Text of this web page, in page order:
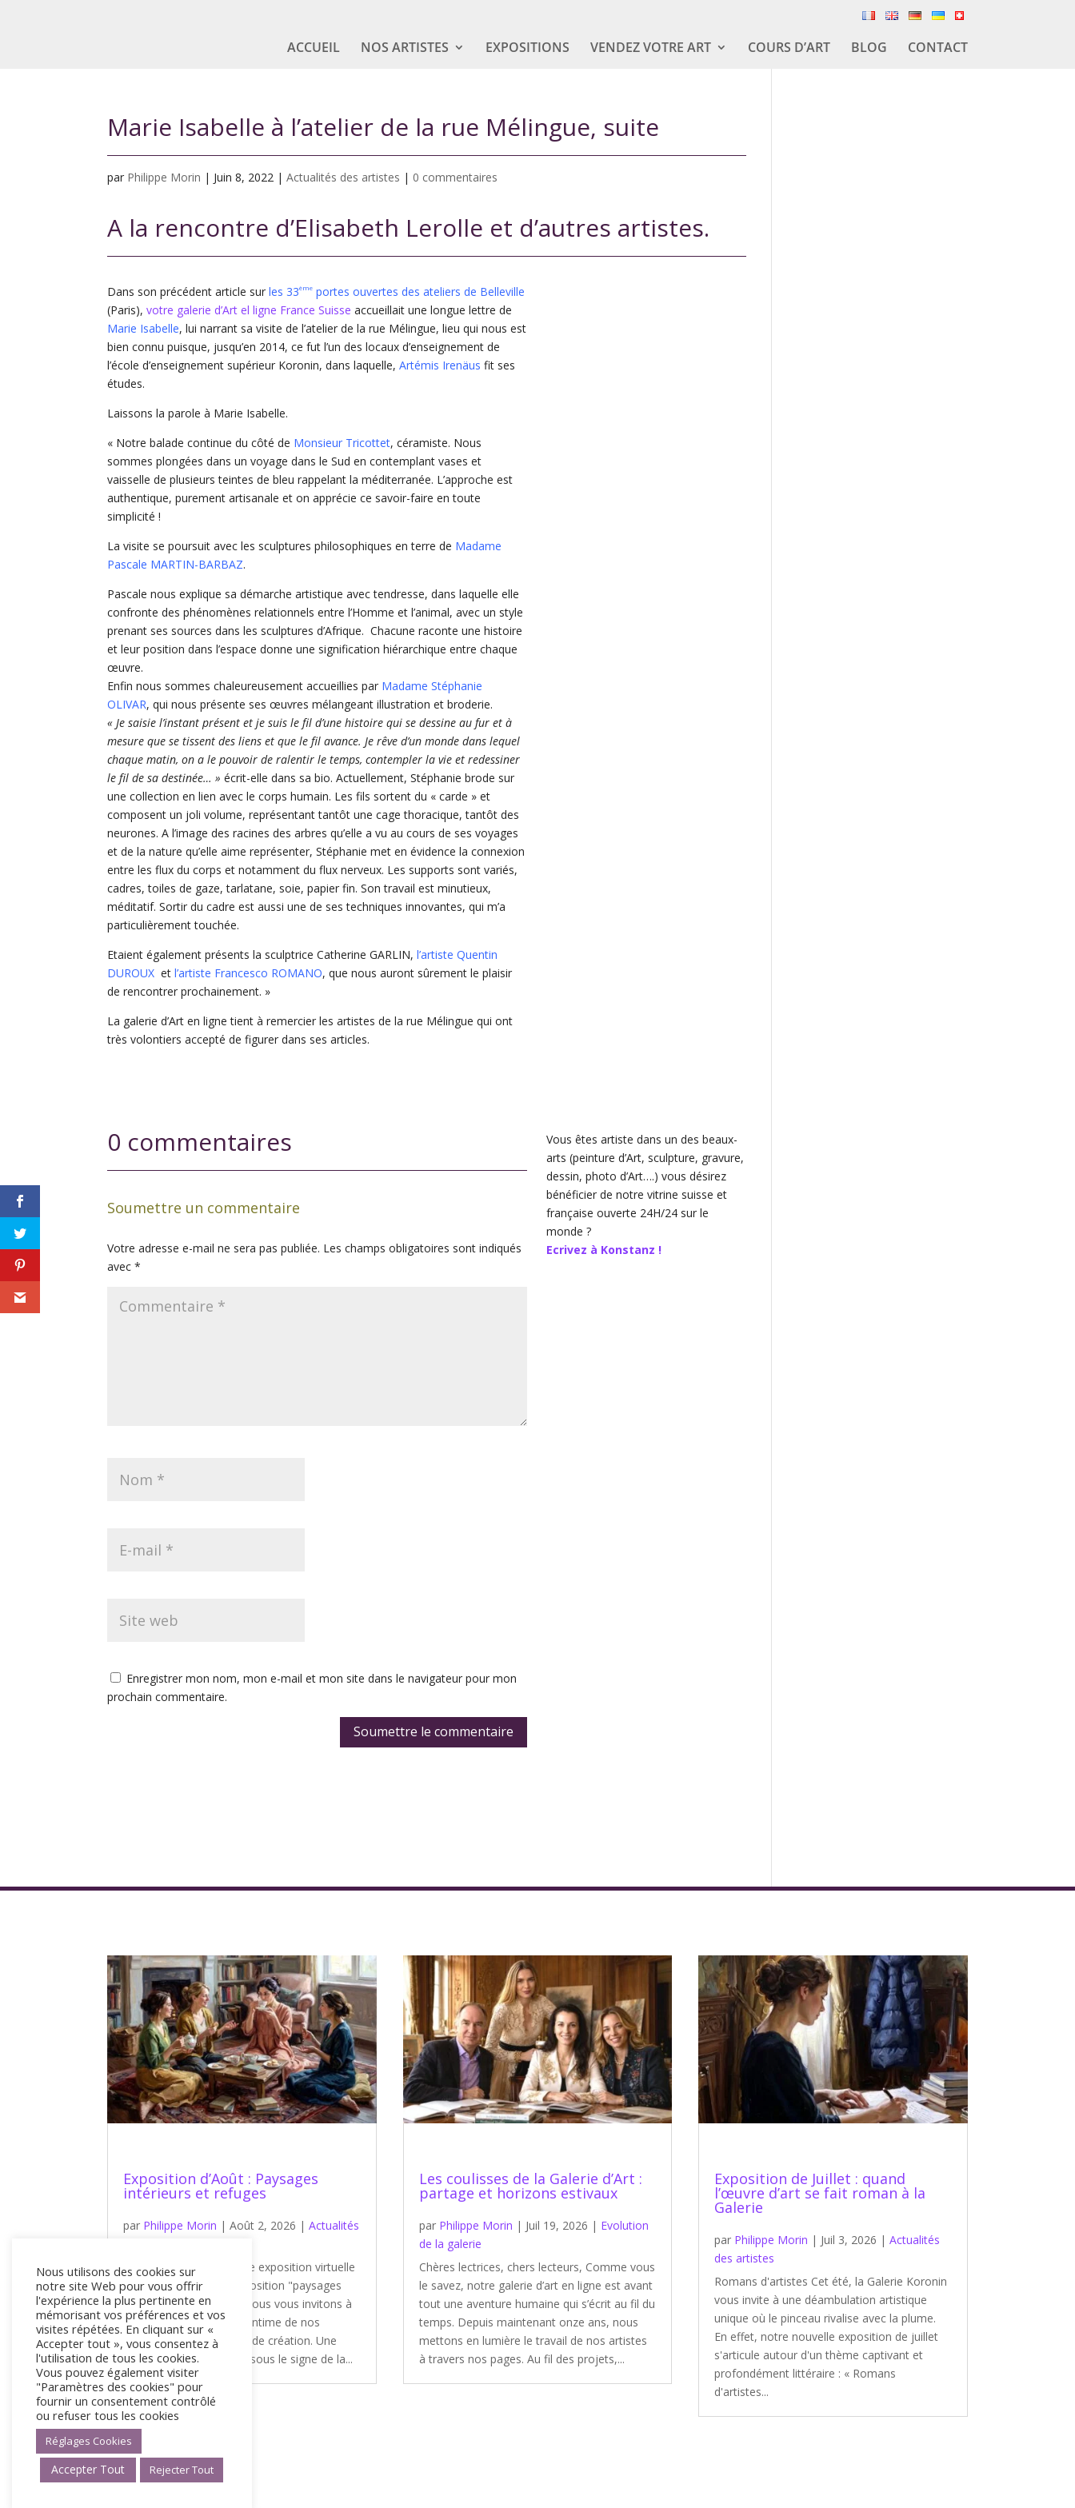
ACCUEIL NOS ARTISTES EXPOSITIONS VENDEZ VOTRE ART COURS D’ART BLOG CONTACT
Marie Isabelle à l’atelier de la rue Mélingue, suite
par Philippe Morin | Juin 8, 2022 |Actualités des artistes | 0 commentaires
A la rencontre d’Elisabeth Lerolle et d’autres artistes.
Dans son précédent article surles 33ème portes ouvertes des ateliers de Belleville
(Paris),votre galerie d’Art el ligne France Suisse accueillait une longue lettre de
Marie Isabelle, lui narrant sa visite de l’atelier de la rue Mélingue, lieu qui nous est
bien connu puisque, jusqu’en 2014, ce fut l’un des locaux d’enseignement de
l’école d’enseignement supérieur Koronin, dans laquelle,Artémis Irenäus fit ses
études.
Laissons la parole à Marie Isabelle.
« Notre balade continue du côté de Monsieur Tricottet, céramiste. Nous
sommes plongées dans un voyage dans le Sud en contemplant vases et
vaisselle de plusieurs teintes de bleu rappelant la méditerranée. L’approche est
authentique, purement artisanale et on apprécie ce savoir-faire en toute
simplicité !
La visite se poursuit avec les sculptures philosophiques en terre de Madame
Pascale MARTIN-BARBAZ.
Pascale nous explique sa démarche artistique avec tendresse, dans laquelle elle
confronte des phénomènes relationnels entre l’Homme et l’animal, avec un style
prenant ses sources dans les sculptures d’Afrique. Chacune raconte une histoire
et leur position dans l’espace donne une signification hiérarchique entre chaque
œuvre.
Enfin nous sommes chaleureusement accueillies par Madame Stéphanie
OLIVAR, qui nous présente ses œuvres mélangeant illustration et broderie.
« Je saisie l’instant présent et je suis le fil d’une histoire qui se dessine au fur et à
mesure que se tissent des liens et que le fil avance. Je rêve d’un monde dans lequel
chaque matin, on a le pouvoir de ralentir le temps, contempler la vie et redessiner
le fil de sa destinée… » écrit-elle dans sa bio. Actuellement, Stéphanie brode sur
une collection en lien avec le corps humain. Les fils sortent du « carde » et
composent un joli volume, représentant tantôt une cage thoracique, tantôt des
neurones. A l’image des racines des arbres qu’elle a vu au cours de ses voyages
et de la nature qu’elle aime représenter, Stéphanie met en évidence la connexion
entre les flux du corps et notamment du flux nerveux. Les supports sont variés,
cadres, toiles de gaze, tarlatane, soie, papier fin. Son travail est minutieux,
méditatif. Sortir du cadre est aussi une de ses techniques innovantes, qui m’a
particulièrement touchée.
Etaient également présents la sculptrice Catherine GARLIN,l’artiste Quentin
DUROUX etl’artiste Francesco ROMANO, que nous auront sûrement le plaisir
de rencontrer prochainement. »
La galerie d’Art en ligne tient à remercier les artistes de la rue Mélingue qui ont
très volontiers accepté de figurer dans ses articles.
0 commentaires
Soumettre un commentaire
Votre adresse e-mail ne sera pas publiée. Les champs obligatoires sont indiqués
avec*
Enregistrer mon nom, mon e-mail et mon site dans le navigateur pour mon
prochain commentaire.
Soumettre le commentaire
Vous êtes artiste dans un des beaux-
arts (peinture d’Art, sculpture, gravure,
dessin, photo d’Art….) vous désirez
bénéficier de notre vitrine suisse et
française ouverte 24H/24 sur le
monde ?
Ecrivez à Konstanz !
Exposition d’Août : Paysages
intérieurs et refuges
par Philippe Morin |Août 2, 2026 |Actualités
Bienvenue sur la nouvelle exposition virtuelle
de Galerie Koronin, : exposition "paysages
intérieurs" . Ce mois-ci, nous vous invitons à
explorer la cartographie intime de nos
artistes et leurs espaces de création. Une
programmation estivale sous le signe de la...
Les coulisses de la Galerie d’Art :
partage et horizons estivaux
par Philippe Morin | Juil 19, 2026 | Evolution
de la galerie
Chères lectrices, chers lecteurs, Comme vous
le savez, notre galerie d’art en ligne est avant
tout une aventure humaine qui s’écrit au fil du
temps. Depuis maintenant onze ans, nous
mettons en lumière le travail de nos artistes
à travers nos pages. Au fil des projets,...
Exposition de Juillet : quand
l’œuvre d’art se fait roman à la
Galerie
par Philippe Morin | Juil 3, 2026 | Actualités
des artistes
Romans d'artistes Cet été, la Galerie Koronin
vous invite à une déambulation artistique
unique où le pinceau rivalise avec la plume.
En effet, notre nouvelle exposition de juillet
s'articule autour d'un thème captivant et
profondément littéraire : « Romans
d'artistes...
« Entrées précédentes
Nous utilisons des cookies sur
notre site Web pour vous offrir
l'expérience la plus pertinente en
mémorisant vos préférences et vos
visites répétées. En cliquant sur «
Accepter tout », vous consentez à
l'utilisation de tous les cookies.
Vous pouvez également visiter
"Paramètres des cookies" pour
fournir un consentement contrôlé
ou refuser tous les cookies
Réglages Cookies
Accepter Tout Rejecter Tout